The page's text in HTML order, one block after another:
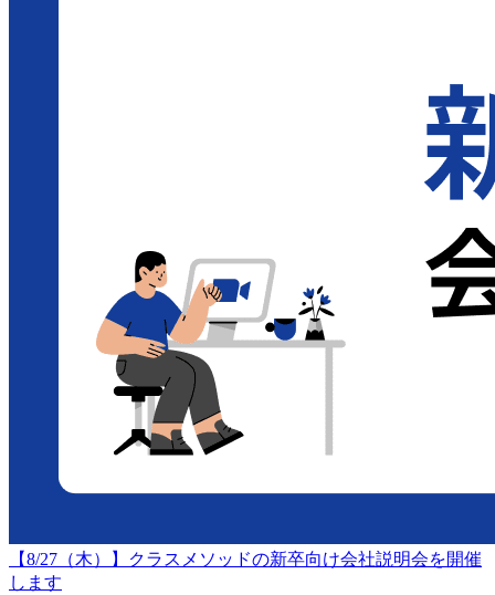
【8/27（木）】クラスメソッドの新卒向け会社説明会を開催
します